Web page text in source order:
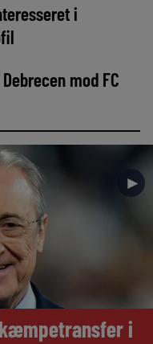
i
mod FC
►
i